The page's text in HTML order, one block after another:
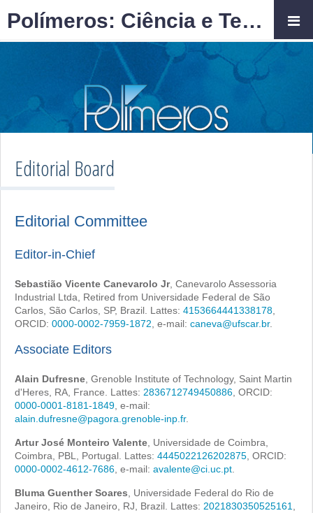
Editorial Board
Editorial Committee
Editor-in-Chief
Sebastião Vicente Canevarolo Jr, Canevarolo Assessoria
Industrial Ltda, Retired from Universidade Federal de São
Carlos, São Carlos, SP, Brazil. Lattes: 4153664441338178
ORCID: 0000-0002-7959-1872 , e-mail: caneva@ufscar.br.
Associate Editors
Alain Dufresne , Grenoble Institute of Technology, Saint Martin
d'Heres, RA, France. Lattes: 2836712749450886 , ORCID:
0000-0001-8181-1849 , e-mail:
alain.dufresne@pagora.grenoble-inp.fr.
Artur José Monteiro Valente , Universidade de Coimbra,
Coimbra, PBL, Portugal. Lattes: 4445022126202875 , ORCID:
0000-0002-4612-7686 , e-mail: avalente@ci.uc.pt
Bluma Guenther Soares , Universidade Federal do Rio de
Janeiro, Rio de Janeiro, RJ, Brazil. Lattes: 2021830350525161
Polímeros: Ciência e Tecnologia